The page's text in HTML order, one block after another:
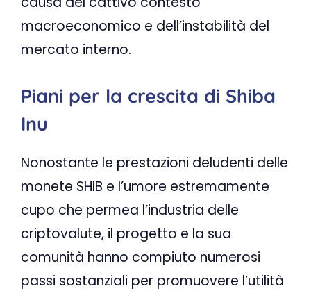
macroeconomico e dell’instabilità del
mercato interno.
Piani per la crescita di Shiba
Inu
Nonostante le prestazioni deludenti delle
monete SHIB e l’umore estremamente
cupo che permea l’industria delle
criptovalute, il progetto e la sua
comunità hanno compiuto numerosi
passi sostanziali per promuovere l’utilità